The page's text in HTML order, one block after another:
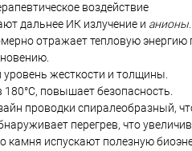
воздействие
дальнее ИК излучение и анионы.
отражает тепловую энергию
жесткости и толщины.
повышает безопасность.
проводки спиралеобразный,
перегрев, что
камня испускают полезную